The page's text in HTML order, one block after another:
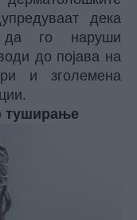
дека
да го наруши
до појава на
и зголемена
туширање